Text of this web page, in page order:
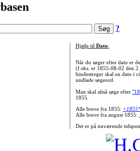
?
Hjælp til Dato:
Når du søger efter dato er
(f.eks. er 1855-08-02 den
bindestreger skal en dato i
undlade søgeord.
Man skal altså søge efter
1855.
Alle breve fra 1855:
Alle breve fra august 1855:
Det er på nuværende